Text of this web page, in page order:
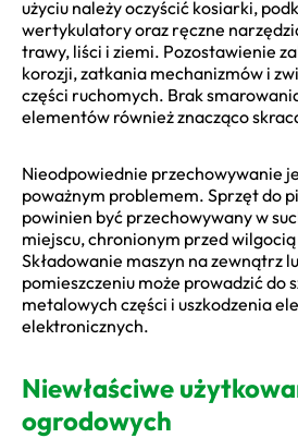
użyciu należy oczyścić kosiarki,
wertykulatory oraz ręczne
trawy, liści i ziemi. Pozostawienie
korozji, zatkania mechanizmów i
części ruchomych. Brak
elementów również znacząco
Nieodpowiednie przechowywanie
poważnym problemem. Sprzęt do
powinien być przechowywany w
miejscu, chronionym przed
Składowanie maszyn na zewnątrz
pomieszczeniu może prowadzić do
metalowych części i uszkodzenia
elektronicznych.
Niewłaściwe
ogrodowych